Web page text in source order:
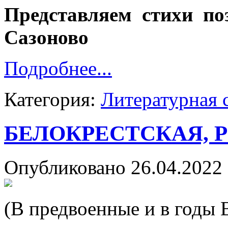
Представляем стихи
Сазоново
Подробнее...
Категория: Литературная
БЕЛОКРЕСТСКАЯ,
Опубликовано
(В предвоенные и в годы